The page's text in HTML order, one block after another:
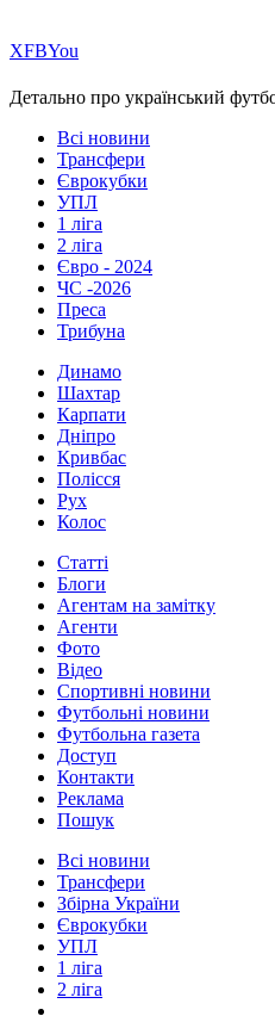
ХFBYou
Детально про український
Всі новини
Трансфери
Єврокубки
УПЛ
1 ліга
2 ліга
Євро - 2024
ЧС -2026
Преса
Трибуна
Динамо
Шахтар
Карпати
Дніпро
Кривбас
Полісся
Рух
Колос
Статті
Блоги
Агентам на замітку
Агенти
Фото
Відео
Спортивні новини
Футбольні новини
Футбольна газета
Доступ
Контакти
Реклама
Пошук
Всі новини
Трансфери
Збірна України
Єврокубки
УПЛ
1 ліга
2 ліга